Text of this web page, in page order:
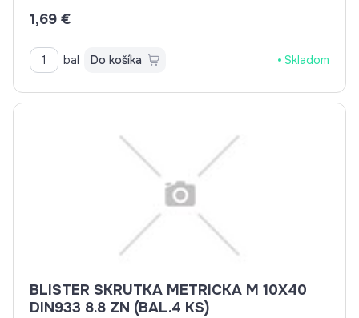
1,69 €
bal Do košíka Skladom
BLISTER SKRUTKA METRICKA M 10X40
DIN933 8.8 ZN (BAL.4 KS)